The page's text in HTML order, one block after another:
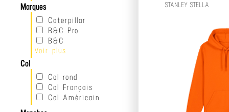
Beige
Rouge
Blanc
Jaune
Orange
Bordeaux
Violet
ORANGE
Marques
Caterpillar
B&C Pro
B&C
Dickies
Henbury
Kariban
KARIBAN
Result
Voir plus
Col
Col rond
Col Français
Col Américain
STANLEY STELLA